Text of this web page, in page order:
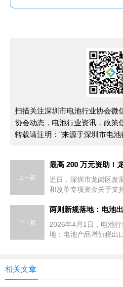
扫描关注深圳市电池行业协会微
协会动态，电池行业资讯，政策
转载请注明："来源于深圳市电池
上一篇
近日，深圳市龙岗区发
和改革专项资金关于支
能...
下一篇
2026年4月1日，电池
地：电池产品增值税出
相关文章